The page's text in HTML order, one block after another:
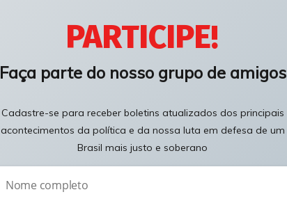
PARTICIPE!
Faça parte do nosso grupo de amigos
Cadastre-se para receber boletins atualizados dos principais
acontecimentos da política e da nossa luta em defesa de um
Brasil mais justo e soberano